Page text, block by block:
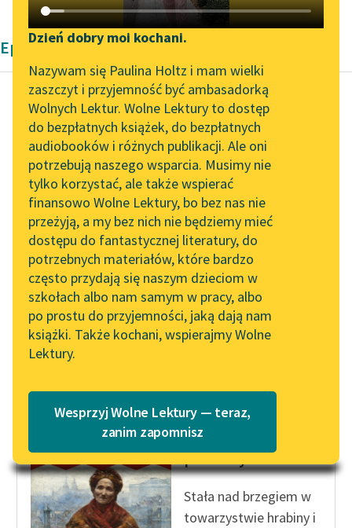
Katalog DAISY
Podkasty o książkach
Zgłoś brak utworu
Aktualności
„Prokurator Alicja Horn”
do słuchania
Byliśmy częścią AI Impact
Lab
Zapraszamy na spotkanie
online z tłumaczkami
literatury skandynawskiej
Spotkanie z Katarzyną
Tunkiel w Oslo
102. lata temu zmarł
Joseph Conrad
Lektury szkolne i klasyka
literatury do słuchania dla
uczennic i uczniów z
niepełnosprawnościami
E-kolekcja lektur
Narzędzia
Mapa Wolnych Lektur
Leśmianator
Przewodnik dla piszących i
czytających
API
OAI-PMH
Widget Wolnych Lektur
Przypisy
Katalog w formacie PDF
Dzień dobry moi kochani.
Nazywam się Paulina Holtz i mam wielki
zaszczyt i przyjemność być ambasadorką
Wolnych Lektur. Wolne Lektury to dostęp
do bezpłatnych książek, do bezpłatnych
audiobooków i różnych publikacji. Ale oni
potrzebują naszego wsparcia. Musimy nie
tylko korzystać, ale także wspierać
finansowo Wolne Lektury, bo bez nas nie
przeżyją, a my bez nich nie będziemy mieć
dostępu do fantastycznej literatury, do
potrzebnych materiałów, które bardzo
często przydają się naszym dzieciom w
szkołach albo nam samym w pracy, albo
po prostu do przyjemności, jaką dają nam
książki. Także kochani, wspierajmy Wolne
Lektury.
Wesprzyj Wolne Lektury — teraz,
zanim zapomnisz
Epika Bolesław Prus
Bolesław Prus
Anielka
Wtem między
krzakami, około płotu,
usłyszała niespokojne
świergotanie wróbli.
Zajrzawszy tam,
zobaczyła kilka cegieł
ułożonych...
Bolesław Prus
Lalka, tom
pierwszy
Stała nad brzegiem w
towarzystwie hrabiny i